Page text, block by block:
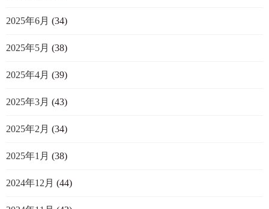
2025年6月 (34)
2025年5月 (38)
2025年4月 (39)
2025年3月 (43)
2025年2月 (34)
2025年1月 (38)
2024年12月 (44)